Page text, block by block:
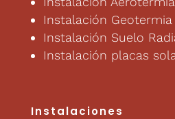
Instalación Geotermia
Instalación Suelo
Instalación placas
Instalaciones